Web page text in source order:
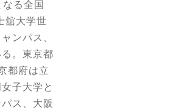
る全国
舘大学世
ンパス、
。東京都
都府は立
子大学と
ス、大阪